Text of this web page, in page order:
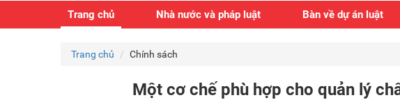
Trang chủ Nhà nước và pháp luật Bàn về dự án luật
Trang chủ Chính sách
Một cơ chế phù hợp cho quản lý